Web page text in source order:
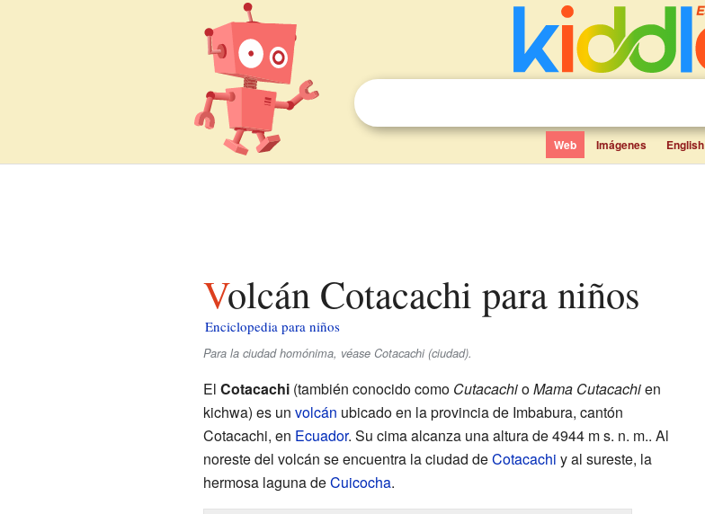
Web Imágenes English
Volcán Cotacachi para niños
Enciclopedia para niños
Para la ciudad homónima, véase Cotacachi (ciudad).
El Cotacachi(también conocido como CutacachioMama Cutacachien
kichwa) es un volcán ubicado en la provincia de Imbabura, cantón
Cotacachi, en Ecuador. Su cima alcanza una altura de 4944 m s. n. m.. Al
noreste del volcán se encuentra la ciudad deCotacachi y al sureste, la
hermosa laguna deCuicocha.